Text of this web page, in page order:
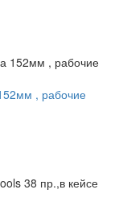
, рабочие